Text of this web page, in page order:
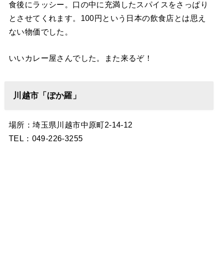
食後にラッシー。口の中に充満したスパイスをさっぱり
とさせてくれます。100円という日本の飲食店とは思え
ない物価でした。
いいカレー屋さんでした。また来るぞ！
川越市「ぽか羅」
場所：埼玉県川越市中原町2-14-12
TEL：049-226-3255